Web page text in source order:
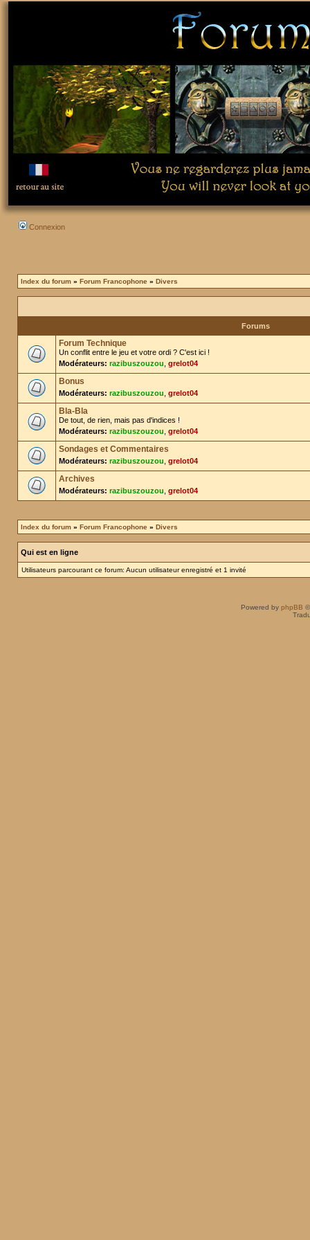
Connexion
Index du forum » Forum Francophone » Divers
Forums
Forum Technique
Un conflit entre le jeu et votre ordi ? C'est ici !
Modérateurs: razibuszouzou grelot04
Bonus
Modérateurs: razibuszouzou grelot04
Bla-Bla
De tout, de rien, mais pas d'indices !
Modérateurs: razibuszouzou grelot04
Sondages et Commentaires
Modérateurs: razibuszouzou grelot04
Archives
Modérateurs: razibuszouzou grelot04
Index du forum » Forum Francophone » Divers
Qui est en ligne
Utilisateurs parcourant ce forum: Aucun utilisateur enregistré et 1 invité
Powered by phpBB